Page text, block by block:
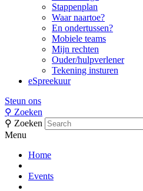
Stappenplan
Waar naartoe?
En ondertussen?
Mobiele teams
Mijn rechten
Ouder/hulpverlener
Tekening insturen
eSpreekuur
Steun ons
⚲ Zoeken
⚲ Zoeken
Menu
Home
Events